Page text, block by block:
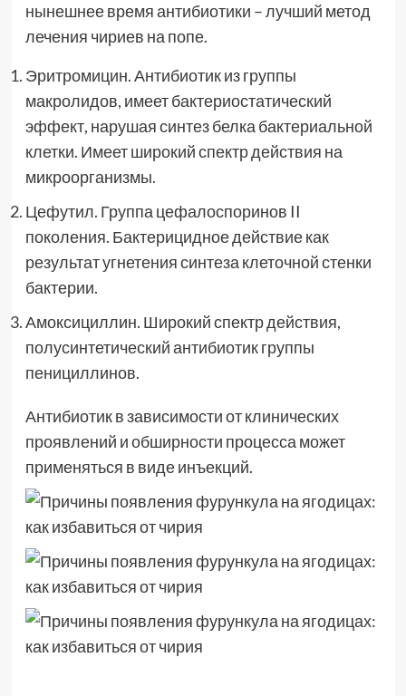
нынешнее время антибиотики – лучший метод
лечения чириев на попе.
Эритромицин. Антибиотик из группы
макролидов, имеет бактериостатический
эффект, нарушая синтез белка бактериальной
клетки. Имеет широкий спектр действия на
микроорганизмы.
Цефутил. Группа цефалоспоринов II
поколения. Бактерицидное действие как
результат угнетения синтеза клеточной стенки
бактерии.
Амоксициллин. Широкий спектр действия,
полусинтетический антибиотик группы
пенициллинов.
Антибиотик в зависимости от клинических
проявлений и обширности процесса может
применяться в виде инъекций.